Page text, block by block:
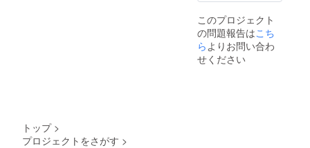
このプロジェクト
の問題報告はこち
らよりお問い合わ
せください
トップ >
プロジェクトをさがす >